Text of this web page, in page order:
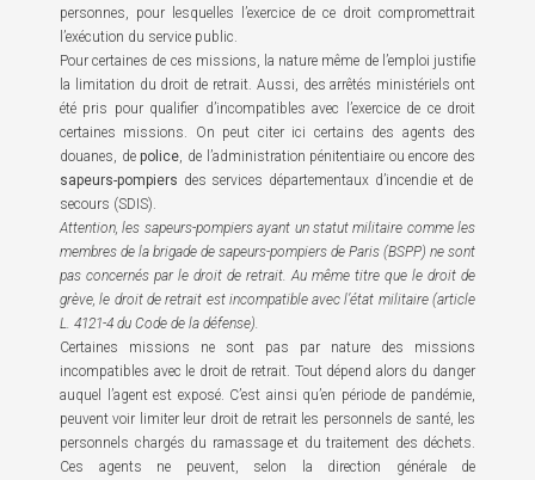
personnes, pour lesquelles l’exercice de ce droit compromettrait
l’exécution du service public.
Pour certaines de ces missions, la nature même de l’emploi justifie
la limitation du droit de retrait. Aussi, des arrêtés ministériels ont
été pris pour qualifier d’incompatibles avec l’exercice de ce droit
certaines missions. On peut citer ici certains des agents des
douanes, de police, de l’administration pénitentiaire ou encore des
sapeurs-pompiers des services départementaux d’incendie et de
secours (SDIS).
Attention, les sapeurs-pompiers ayant un statut militaire comme les
membres de la brigade de sapeurs-pompiers de Paris (BSPP) ne sont
pas concernés par le droit de retrait. Au même titre que le droit de
grève, le droit de retrait est incompatible avec l’état militaire (article
L. 4121-4 du Code de la défense).
Certaines missions ne sont pas par nature des missions
incompatibles avec le droit de retrait. Tout dépend alors du danger
auquel l’agent est exposé. C’est ainsi qu’en période de pandémie,
peuvent voir limiter leur droit de retrait les personnels de santé, les
personnels chargés du ramassage et du traitement des déchets.
Ces agents ne peuvent, selon la direction générale de